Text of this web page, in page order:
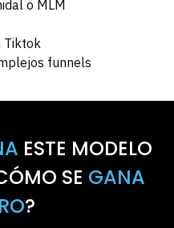
o MLM
Tiktok
funnels
ESTE MODELO
SE GANA
?